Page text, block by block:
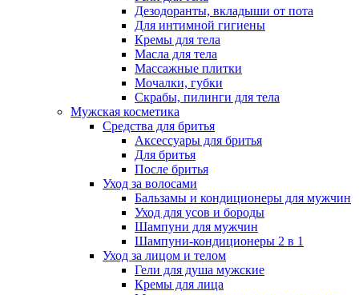
Дезодоранты, вкладыши от пота
Для интимной гигиены
Кремы для тела
Масла для тела
Массажные плитки
Мочалки, губки
Скрабы, пилинги для тела
Мужская косметика
Средства для бритья
Аксессуары для бритья
Для бритья
После бритья
Уход за волосами
Бальзамы и кондиционеры для мужчин
Уход для усов и бороды
Шампуни для мужчин
Шампуни-кондиционеры 2 в 1
Уход за лицом и телом
Гели для душа мужские
Кремы для лица